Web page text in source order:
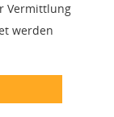
Vermittlung
werden